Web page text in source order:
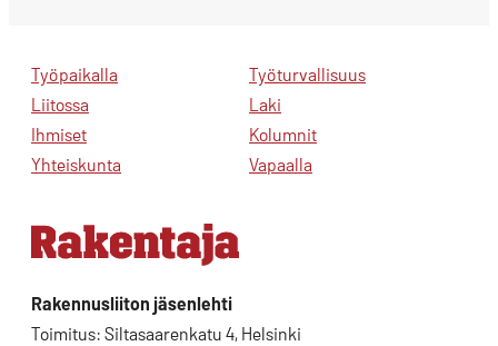
Työpaikalla
Liitossa
Ihmiset
Yhteiskunta
Työturvallisuus
Laki
Kolumnit
Vapaalla
Rakennusliiton jäsenlehti
Toimitus: Siltasaarenkatu 4, Helsinki